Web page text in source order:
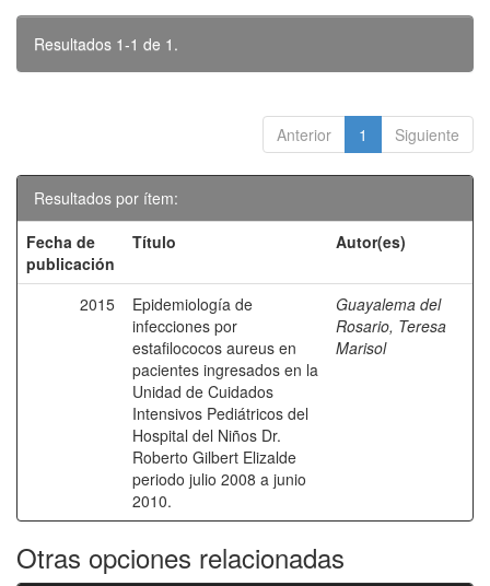
Resultados 1-1 de 1.
Anterior 1 Siguiente
Resultados por ítem:
Fecha de
publicación
Título Autor(es)
2015
Epidemiología de
infecciones por
estafilococos aureus en
pacientes ingresados en la
Unidad de Cuidados
Intensivos Pediátricos del
Hospital del Niños Dr.
Roberto Gilbert Elizalde
periodo julio 2008 a junio
2010.
Guayalema del
Rosario, Teresa
Marisol
Otras opciones relacionadas